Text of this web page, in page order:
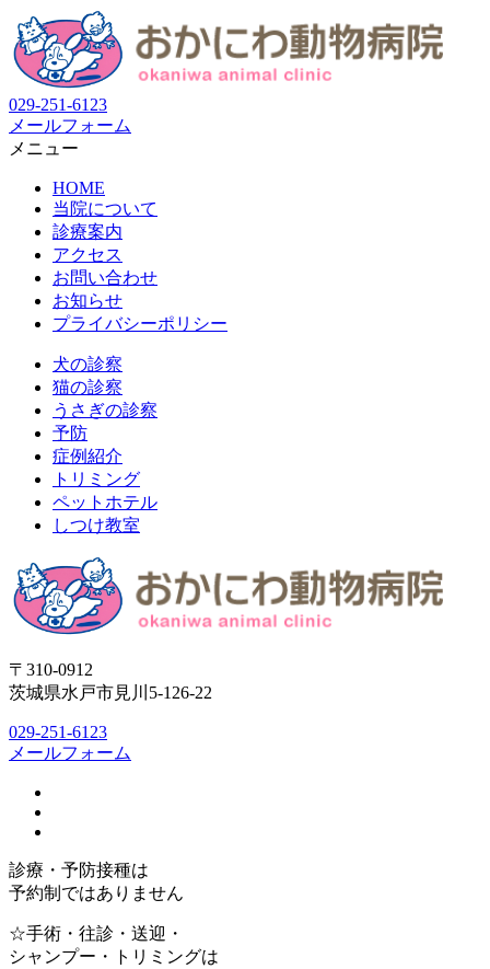
029-251-6123
メールフォーム
メニュー
HOME
当院について
診療案内
アクセス
お問い合わせ
お知らせ
プライバシーポリシー
犬の診察
猫の診察
うさぎの診察
予防
症例紹介
トリミング
ペットホテル
しつけ教室
〒310-0912
茨城県水戸市見川5-126-22
029-251-6123
メールフォーム
診療・予防接種は
予約制ではありません
☆手術・往診・送迎・
シャンプー・トリミングは